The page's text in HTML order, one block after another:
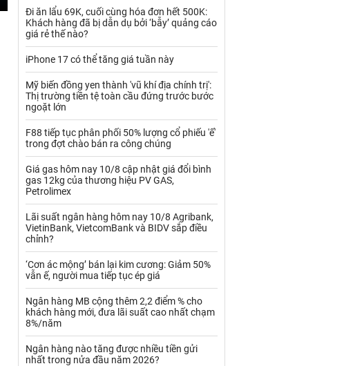
Khí đốt
Kim loại khác Mắc ca
Muối Ngũ cốc
Nhựa - Hạt nhựa
Palladium Phân bón
Rau - Củ -Quả Sắt thép
Sữa
Than Thức ăn chăn nuôi
Vàng
VLXD khác
Xi măng - Clynker
Đi ăn lẩu 69K, cuối cùng hóa đơn hết 500K:
Khách hàng đã bị dẫn dụ bởi ‘bẫy’ quảng cáo
giá rẻ thế nào?
iPhone 17 có thể tăng giá tuần này
Mỹ biến đồng yen thành 'vũ khí địa chính trị':
Thị trường tiền tệ toàn cầu đứng trước bước
ngoặt lớn
F88 tiếp tục phân phối 50% lượng cổ phiếu 'ế'
trong đợt chào bán ra công chúng
Giá gas hôm nay 10/8 cập nhật giá đổi bình
gas 12kg của thương hiệu PV GAS,
Petrolimex
Lãi suất ngân hàng hôm nay 10/8 Agribank,
VietinBank, VietcomBank và BIDV sắp điều
chỉnh?
‘Cơn ác mộng’ bán lại kim cương: Giảm 50%
vẫn ế, người mua tiếp tục ép giá
Ngân hàng MB cộng thêm 2,2 điểm % cho
khách hàng mới, đưa lãi suất cao nhất chạm
8%/năm
Ngân hàng nào tăng được nhiều tiền gửi
nhất trong nửa đầu năm 2026?